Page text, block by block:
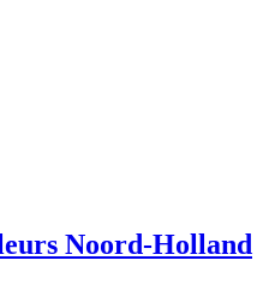
Noord-Holland